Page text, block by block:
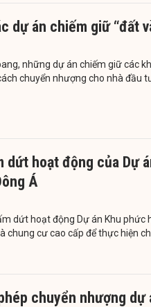
dự án chiếm giữ “đất
những dự án chiếm giữ các
chuyển nhượng cho nhà đầu
dứt hoạt động của Dự
Á
dứt hoạt động Dự án Khu phức
chung cư cao cấp để thực hiện
chuyển nhượng dự